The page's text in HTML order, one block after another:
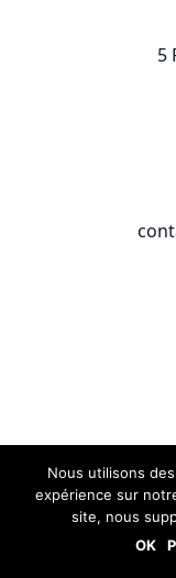
5
Nous utilisons
expérience sur
site, nous
OK